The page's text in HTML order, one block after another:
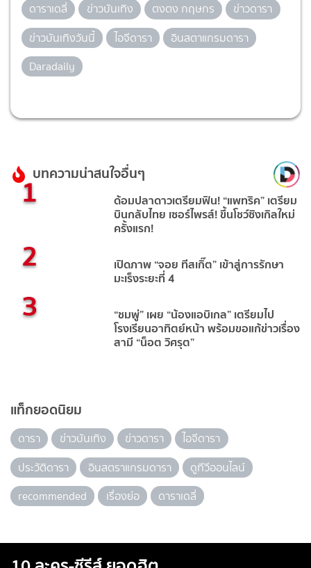
ดาราเดลี่ ข่าวบันเทิง ตงตง กฤษกร
ข่าวดารา
ข่าวบันเทิงวันนี้
ไอจีดารา
อินสตาแกรมดารา
Daradaily
บทความน่าสนใจอื่นๆ
1 ด้อมปลาดาวเตรียมฟิน! “แพทริค” เตรียม
บินกลับไทย เซอร์ไพรส์! ขึ้นโชว์ซิงเกิลใหม่
ครั้งแรก!
2 เปิดภาพ “จอย ทีสเกิ๊ต” เข้าสู่การรักษา
มะเร็งระยะที่ 4
3 “ชมพู่” เผย “น้องแอบิเกล” เตรียมไป
โรงเรียนอาทิตย์หน้า พร้อมขอแก้ข่าวเรื่อง
สามี “น็อต วิศรุต”
แท็กยอดนิยม
ดารา ข่าวบันเทิง ข่าวดารา
ไอจีดารา
ประวัติดารา
อินสตราแกรมดารา
ดูทีวีออนไลน์
recommended
เรื่องย่อ ดาราเดลี่